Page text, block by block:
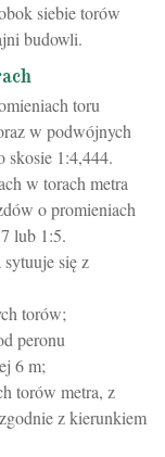
siebie torów
budowli.
toru
w podwójnych
skosie 1:4,444.
w torach metra
o promieniach
lub 1:5.
się z
torów;
peronu
6 m;
torów metra, z
z kierunkiem